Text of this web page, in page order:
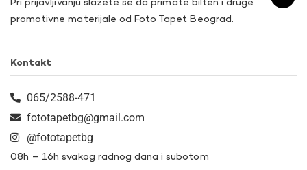
Pri prijavljivanju slažete se da primate bilten i druge
promotivne materijale od Foto Tapet Beograd.
Kontakt
065/2588-471
fototapetbg@gmail.com
@fototapetbg
08h – 16h svakog radnog dana i subotom